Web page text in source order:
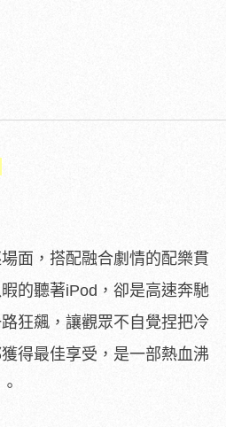
面，搭配融合劇情的配樂貫
的聽著iPod，卻是高速奔馳
狂飆，讓觀眾不自覺捏把冷
得最佳享受，是一部熱血沸